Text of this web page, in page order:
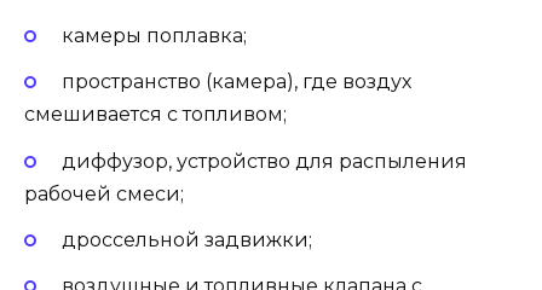
камеры поплавка;
пространство (камера), где воздух
смешивается с топливом;
диффузор, устройство для распыления
рабочей смеси;
дроссельной задвижки;